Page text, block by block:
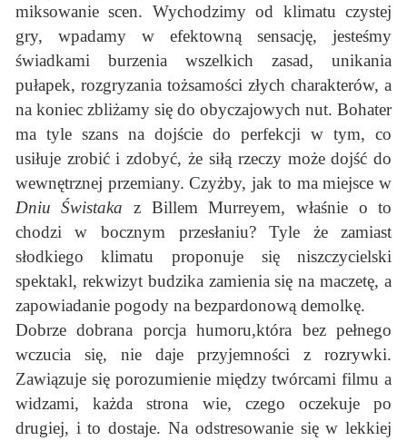
miksowanie scen. Wychodzimy od klimatu czystej
gry, wpadamy w efektowną sensację, jesteśmy
świadkami burzenia wszelkich zasad, unikania
pułapek, rozgryzania tożsamości złych charakterów, a
na koniec zbliżamy się do obyczajowych nut. Bohater
ma tyle szans na dojście do perfekcji w tym, co
usiłuje zrobić i zdobyć, że siłą rzeczy może dojść do
wewnętrznej przemiany. Czyżby, jak to ma miejsce w
Dniu Świstaka z Billem Murreyem, właśnie o to
chodzi w bocznym przesłaniu? Tyle że zamiast
słodkiego klimatu proponuje się niszczycielski
spektakl, rekwizyt budzika zamienia się na maczetę, a
zapowiadanie pogody na bezpardonową demolkę.
Dobrze dobrana porcja humoru,która bez pełnego
wczucia się, nie daje przyjemności z rozrywki.
Zawiązuje się porozumienie między twórcami filmu a
widzami, każda strona wie, czego oczekuje po
drugiej, i to dostaje. Na odstresowanie się w lekkiej